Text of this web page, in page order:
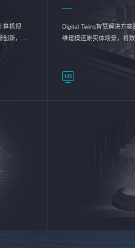
算机视
新，持
能力开放
Digital Twins智慧解决方
维建模还原实体场景，将
现，使用户对关键数据有
成智能化转型，实现新旧动